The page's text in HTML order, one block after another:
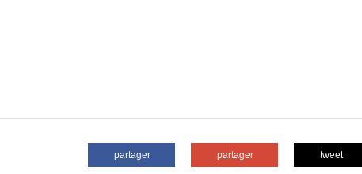
partager partager tweet